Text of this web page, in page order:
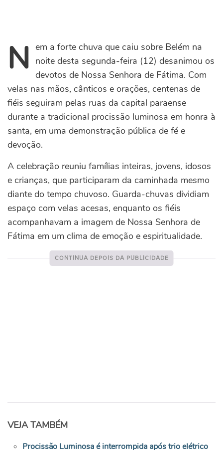
Nem a forte chuva que caiu sobre Belém na
noite desta segunda-feira (12) desanimou os
devotos de Nossa Senhora de Fátima. Com
velas nas mãos, cânticos e orações, centenas de
fiéis seguiram pelas ruas da capital paraense
durante a tradicional procissão luminosa em honra à
santa, em uma demonstração pública de fé e
devoção.
A celebração reuniu famílias inteiras, jovens, idosos
e crianças, que participaram da caminhada mesmo
diante do tempo chuvoso. Guarda-chuvas dividiam
espaço com velas acesas, enquanto os fiéis
acompanhavam a imagem de Nossa Senhora de
Fátima em um clima de emoção e espiritualidade.
VEJA TAMBÉM
Procissão Luminosa é interrompida após trio elétrico